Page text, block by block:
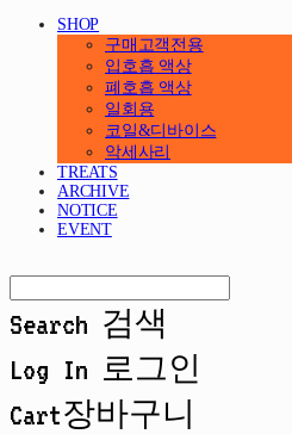
SHOP
구매고객전용
입호흡 액상
폐호흡 액상
일회용
코일&디바이스
악세사리
TREATS
ARCHIVE
NOTICE
EVENT
Search 검색
Log In 로그인
Cart장바구니